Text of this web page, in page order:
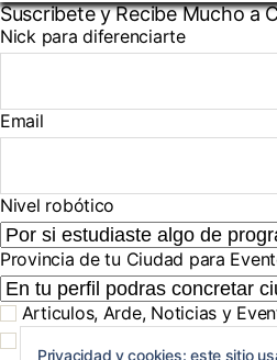
Suscribete y Recibe Mucho a
Nick para diferenciarte
Email
Nivel robótico
Provincia de tu Ciudad para
Articulos, Arde, Noticias y
Privacidad y cookies: este sitio